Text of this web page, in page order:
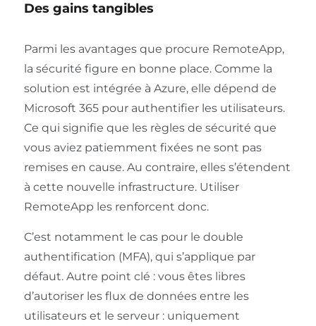
Des gains tangibles
Parmi les avantages que procure RemoteApp,
la sécurité figure en bonne place. Comme la
solution est intégrée à Azure, elle dépend de
Microsoft 365 pour authentifier les utilisateurs.
Ce qui signifie que les règles de sécurité que
vous aviez patiemment fixées ne sont pas
remises en cause. Au contraire, elles s’étendent
à cette nouvelle infrastructure. Utiliser
RemoteApp les renforcent donc.
C’est notamment le cas pour le double
authentification (MFA), qui s’applique par
défaut. Autre point clé : vous êtes libres
d’autoriser les flux de données entre les
utilisateurs et le serveur : uniquement